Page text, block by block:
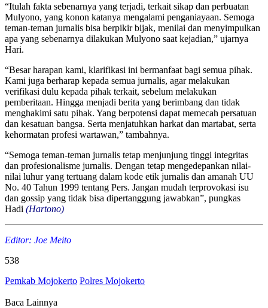
“Itulah fakta sebenarnya yang terjadi, terkait sikap dan perbuatan
Mulyono, yang konon katanya mengalami penganiayaan. Semoga
teman-teman jurnalis bisa berpikir bijak, menilai dan menyimpulkan
apa yang sebenarnya dilakukan Mulyono saat kejadian,” ujarnya
Hari.
“Besar harapan kami, klarifikasi ini bermanfaat bagi semua pihak.
Kami juga berharap kepada semua jurnalis, agar melakukan
verifikasi dulu kepada pihak terkait, sebelum melakukan
pemberitaan. Hingga menjadi berita yang berimbang dan tidak
menghakimi satu pihak. Yang berpotensi dapat memecah persatuan
dan kesatuan bangsa. Serta menjatuhkan harkat dan martabat, serta
kehormatan profesi wartawan,” tambahnya.
“Semoga teman-teman jurnalis tetap menjunjung tinggi integritas
dan profesionalisme jurnalis. Dengan tetap mengedepankan nilai-
nilai luhur yang tertuang dalam kode etik jurnalis dan amanah UU
No. 40 Tahun 1999 tentang Pers. Jangan mudah terprovokasi isu
dan gossip yang tidak bisa dipertanggung jawabkan”, pungkas
Hadi (Hartono)
Editor: Joe Meito
538
Pemkab Mojokerto Polres Mojokerto
Baca Lainnya